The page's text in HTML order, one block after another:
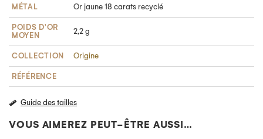
MÉTAL Or jaune 18 carats recyclé
POIDS D'OR
MOYEN
2,2 g
COLLECTION Origine
RÉFÉRENCE
Guide des tailles
VOUS AIMEREZ PEUT-ÊTRE AUSSI…